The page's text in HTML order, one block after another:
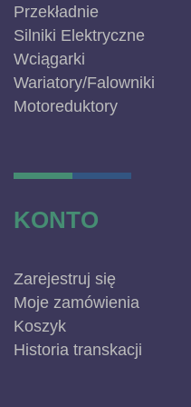
Przekładnie
Silniki Elektryczne
Wciągarki
Wariatory/Falowniki
Motoreduktory
KONTO
Zarejestruj się
Moje zamówienia
Koszyk
Historia transkacji